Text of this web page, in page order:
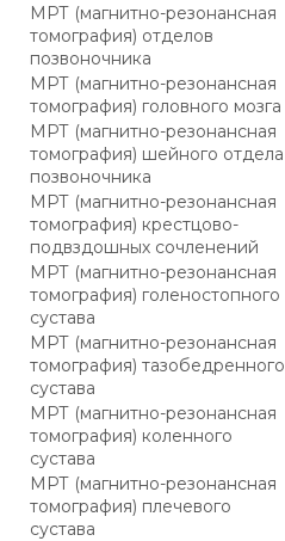
МРТ (магнитно-резонансная
томография) отделов
позвоночника
МРТ (магнитно-резонансная
томография) головного мозга
МРТ (магнитно-резонансная
томография) шейного отдела
позвоночника
МРТ (магнитно-резонансная
томография) крестцово-
подвздошных сочленений
МРТ (магнитно-резонансная
томография) голеностопного
сустава
МРТ (магнитно-резонансная
томография) тазобедренного
сустава
МРТ (магнитно-резонансная
томография) коленного
сустава
МРТ (магнитно-резонансная
томография) плечевого
сустава